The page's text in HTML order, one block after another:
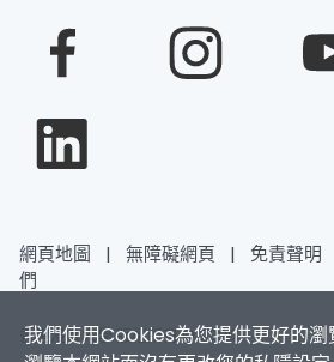
我們使用Cookies為您提供更好的
網頁地圖 | 無障礙網頁 | 免責聲明
們
香港浸會大學 版權所有 © 2026